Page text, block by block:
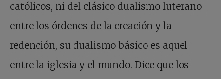
católicos, ni del clásico dualismo luterano
entre los órdenes de la creación y la
redención, su dualismo básico es aquel
entre la iglesia y el mundo. Dice que los